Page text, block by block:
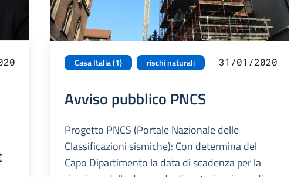
Casa Italia (1) rischi naturali 31/01/2020
Avviso pubblico PNCS
Progetto PNCS (Portale Nazionale delle
Classificazioni sismiche): Con determina del
Capo Dipartimento la data di scadenza per la